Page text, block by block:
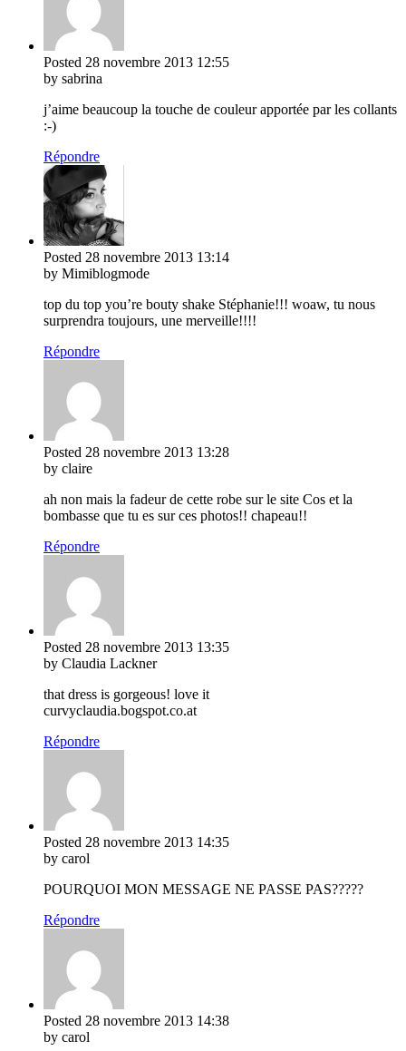
Posted 28 novembre 2013 12:55
by sabrina
j’aime beaucoup la touche de couleur apportée par les collants
:-)
Répondre
Posted 28 novembre 2013 13:14
by Mimiblogmode
top du top you’re bouty shake Stéphanie!!! woaw, tu nous
surprendra toujours, une merveille!!!!
Répondre
Posted 28 novembre 2013 13:28
by claire
ah non mais la fadeur de cette robe sur le site Cos et la
bombasse que tu es sur ces photos!! chapeau!!
Répondre
Posted 28 novembre 2013 13:35
by Claudia Lackner
that dress is gorgeous! love it
curvyclaudia.bogspot.co.at
Répondre
Posted 28 novembre 2013 14:35
by carol
POURQUOI MON MESSAGE NE PASSE PAS?????
Répondre
Posted 28 novembre 2013 14:38
by carol